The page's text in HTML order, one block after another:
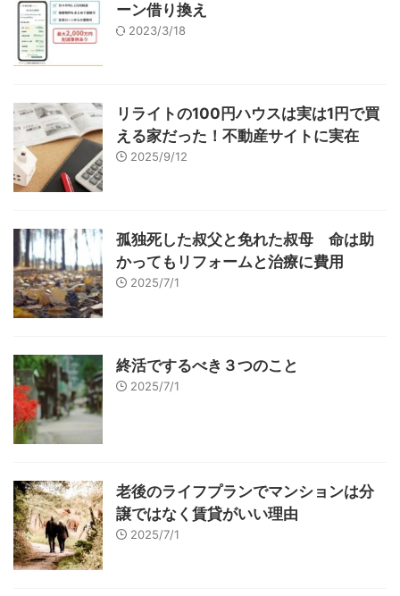
ーン借り換え
2023/3/18
リライトの100円ハウスは実は1円で買
える家だった！不動産サイトに実在
2025/9/12
孤独死した叔父と免れた叔母 命は助
かってもリフォームと治療に費用
2025/7/1
終活でするべき３つのこと
2025/7/1
老後のライフプランでマンションは分
譲ではなく賃貸がいい理由
2025/7/1